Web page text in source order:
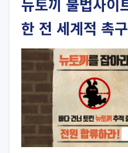
한 전 세계적 촉구